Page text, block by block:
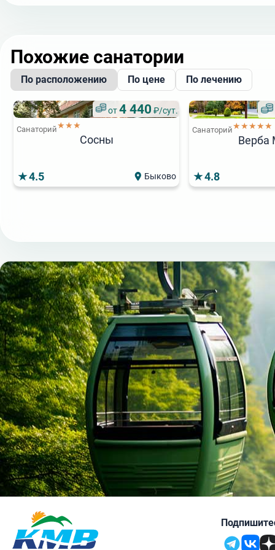
Похожие санатории
По расположению По цене По лечению
от4 440 ₽/сут.
Санаторий★★★
Сосны
4.5 Быково
Санаторий★★★★★
Верба
4.8
Арника
4.4 Кисловодск
Санаторий
4.7
Популярный
Санаторий★★★
Таврия
4.7
Евпатория 4.8